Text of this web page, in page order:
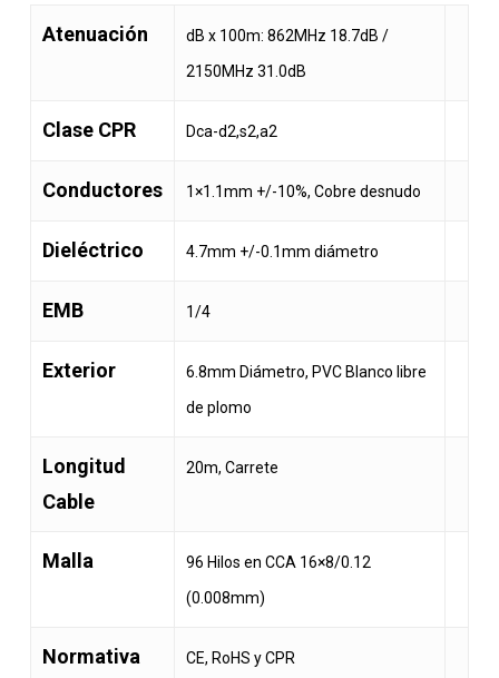
Atenuación
dB x 100m: 862MHz 18.7dB /
2150MHz 31.0dB
Clase CPR Dca-d2,s2,a2
Conductores 1×1.1mm +/-10%, Cobre desnudo
Dieléctrico 4.7mm +/-0.1mm diámetro
EMB 1/4
Exterior
6.8mm Diámetro, PVC Blanco libre
de plomo
Longitud
Cable
20m, Carrete
Malla
96 Hilos en CCA 16×8/0.12
(0.008mm)
Normativa CE, RoHS y CPR